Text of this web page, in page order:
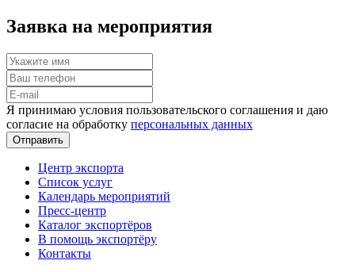
Заявка на мероприятия
Я принимаю условия пользовательского соглашения и даю
согласие на обработку персональных данных
Отправить
Центр экспорта
Список услуг
Календарь мероприятий
Пресс-центр
Каталог экспортёров
В помощь экспортёру
Контакты